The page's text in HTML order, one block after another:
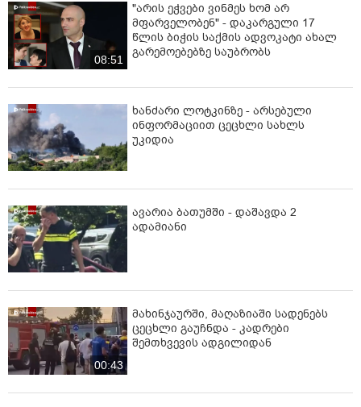
08:51
"არის ეჭვები ვინმეს ხომ არ
მფარველობენ" - დაკარგული 17
წლის ბიჭის საქმის ადვოკატი ახალ
გარემოებებზე საუბრობს
ხანძარი ლოტკინზე - არსებული
ინფორმაციით ცეცხლი სახლს
უკიდია
ავარია ბათუმში - დაშავდა 2
ადამიანი
00:43
მახინჯაურში, მაღაზიაში სადენებს
ცეცხლი გაუჩნდა - კადრები
შემთხვევის ადგილიდან